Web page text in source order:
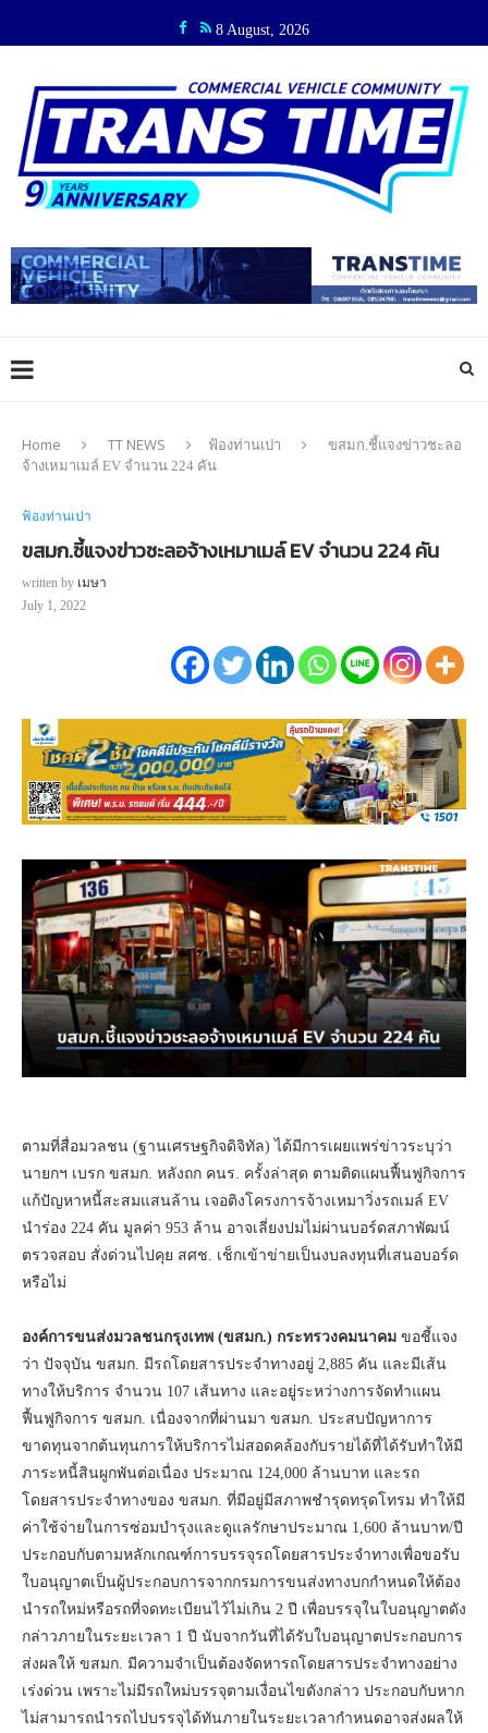
8 August, 2026
Home TT NEWS ฟ้องท่านเปา
ขสมก.ชี้แจงข่าวชะลอ
จ้างเหมาเมล์ EV จำนวน 224 คัน
ฟ้องท่านเปา
ขสมก.ชี้แจงข่าวชะลอจ้างเหมาเมล์ EV จำนวน 224 คัน
written by เมษา
July 1, 2022
ตามที่สื่อมวลชน (ฐานเศรษฐกิจดิจิทัล) ได้มีการเผยแพร่ข่าวระบุว่า
นายกฯ เบรก ขสมก. หลังถก คนร. ครั้งล่าสุด ตามติดแผนฟื้นฟูกิจการ
แก้ปัญหาหนี้สะสมแสนล้าน เจอติงโครงการจ้างเหมาวิ่งรถเมล์ EV
นำร่อง 224 คัน มูลค่า 953 ล้าน อาจเลี่ยงปมไม่ผ่านบอร์ดสภาพัฒน์
ตรวจสอบ สั่งด่วนไปคุย สศช. เช็กเข้าข่ายเป็นงบลงทุนที่เสนอบอร์ด
หรือไม่
องค์การขนส่งมวลชนกรุงเทพ (ขสมก.) กระทรวงคมนาคม ขอชี้แจง
ว่า ปัจจุบัน ขสมก. มีรถโดยสารประจำทางอยู่ 2,885 คัน และมีเส้น
ทางให้บริการ จำนวน 107 เส้นทาง และอยู่ระหว่างการจัดทำแผน
ฟื้นฟูกิจการ ขสมก. เนื่องจากที่ผ่านมา ขสมก. ประสบปัญหาการ
ขาดทุนจากต้นทุนการให้บริการไม่สอดคล้องกับรายได้ที่ได้รับทำให้มี
ภาระหนี้สินผูกพันต่อเนื่อง ประมาณ 124,000 ล้านบาท และรถ
โดยสารประจำทางของ ขสมก. ที่มีอยู่มีสภาพชำรุดทรุดโทรม ทำให้มี
ค่าใช้จ่ายในการซ่อมบำรุงและดูแลรักษาประมาณ 1,600 ล้านบาท/ปี
ประกอบกับตามหลักเกณฑ์การบรรจุรถโดยสารประจำทางเพื่อขอรับ
ใบอนุญาตเป็นผู้ประกอบการจากกรมการขนส่งทางบกกำหนดให้ต้อง
นำรถใหม่หรือรถที่จดทะเบียนไว้ไม่เกิน 2 ปี เพื่อบรรจุในใบอนุญาตดัง
กล่าวภายในระยะเวลา 1 ปี นับจากวันที่ได้รับใบอนุญาตประกอบการ
ส่งผลให้ ขสมก. มีความจำเป็นต้องจัดหารถโดยสารประจำทางอย่าง
เร่งด่วน เพราะไม่มีรถใหม่บรรจุตามเงื่อนไขดังกล่าว ประกอบกับหาก
ไม่สามารถนำรถไปบรรจุได้ทันภายในระยะเวลากำหนดอาจส่งผลให้